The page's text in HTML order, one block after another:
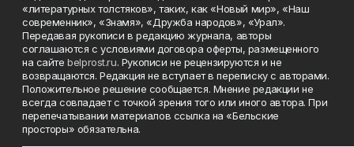
«литературных толстяков», таких, как «Новый мир», «Наш
современник», «Знамя», «Дружба народов», «Урал».
Передавая рукописи в редакцию журнала, авторы
соглашаются с условиями договора оферты, размещенного
на сайтеbelprost.ru. Рукописи не рецензируются и не
возвращаются. Редакция не вступает в переписку с авторами.
Положительное решение сообщается. Мнение редакции не
всегда совпадает с точкой зрения того или иного автора. При
перепечатывании материалов ссылка на «Бельские
просторы» обязательна.